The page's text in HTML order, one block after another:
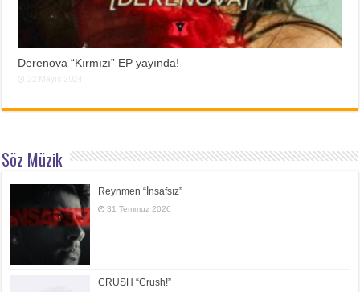
Derenova “Kırmızı” EP yayında!
Söz Müzik
Reynmen “İnsafsız”
31 Temmuz 2026
CRUSH “Crush!”